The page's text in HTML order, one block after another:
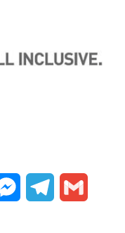
MessengerTelegram